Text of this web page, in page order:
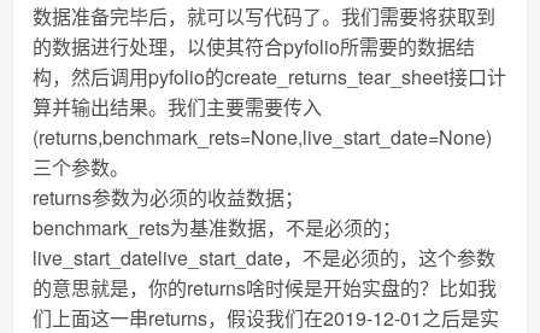
数据准备完毕后，就可以写代码了。我们需要将获取到
的数据进行处理，以使其符合pyfolio所需要的数据结
构，然后调用pyfolio的create_returns_tear_sheet接口计
算并输出结果。我们主要需要传入
(returns,benchmark_rets=None,live_start_date=None)
三个参数。
returns参数为必须的收益数据；
benchmark_rets为基准数据，不是必须的；
live_start_datelive_start_date，不是必须的，这个参数
的意思就是，你的returns啥时候是开始实盘的？比如我
们上面这一串returns，假设我们在2019-12-01之后是实